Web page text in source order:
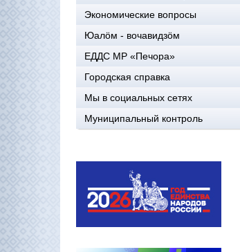
Экономические вопросы
Юалӧм - вочавидзӧм
ЕДДС МР «Печора»
Городская справка
Мы в социальных сетях
Муниципальный контроль